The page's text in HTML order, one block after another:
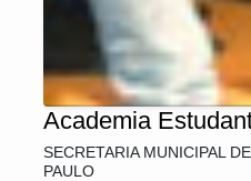
Academia
SECRETARIA MUNICIPAL
PAULO